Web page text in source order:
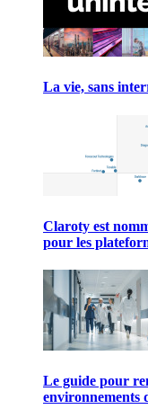
La vie, sans
Claroty est
pour les
Le guide pour
environnements